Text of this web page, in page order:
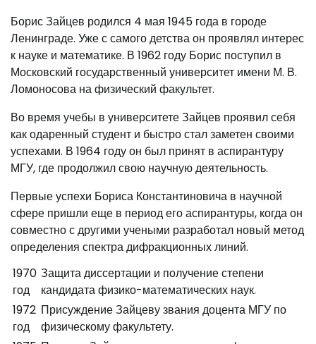
Борис Зайцев родился 4 мая 1945 года в городе
Ленинграде. Уже с самого детства он проявлял интерес
к науке и математике. В 1962 году Борис поступил в
Московский государственный университет имени М. В.
Ломоносова на физический факультет.
Во время учебы в университете Зайцев проявил себя
как одаренный студент и быстро стал заметен своими
успехами. В 1964 году он был принят в аспирантуру
МГУ, где продолжил свою научную деятельность.
Первые успехи Бориса Константиновича в научной
сфере пришли еще в период его аспирантуры, когда он
совместно с другими учеными разработал новый метод
определения спектра дифракционных линий.
1970
год
Защита диссертации и получение степени
кандидата физико-математических наук.
1972
год
Присуждение Зайцеву звания доцента МГУ по
физическому факультету.